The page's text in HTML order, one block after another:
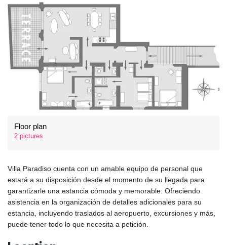
Floor plan
2 pictures
Villa Paradiso cuenta con un amable equipo de personal que
estará a su disposición desde el momento de su llegada para
garantizarle una estancia cómoda y memorable. Ofreciendo
asistencia en la organización de detalles adicionales para su
estancia, incluyendo traslados al aeropuerto, excursiones y más,
puede tener todo lo que necesita a petición.